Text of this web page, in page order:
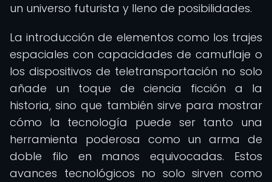
un universo futurista y lleno de posibilidades.
La introducción de elementos como los trajes
espaciales con capacidades de camuflaje o
los dispositivos de teletransportación no solo
añade un toque de ciencia ficción a la
historia, sino que también sirve para mostrar
cómo la tecnología puede ser tanto una
herramienta poderosa como un arma de
doble filo en manos equivocadas. Estos
avances tecnológicos no solo sirven como